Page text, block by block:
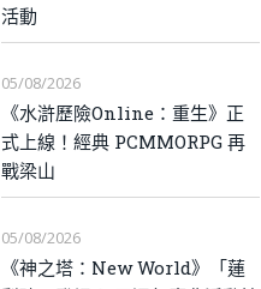
活動
05/08/2026
《水滸歷險Online：重生》正
式上線！經典 PCMMORPG 再
戰梁山
05/08/2026
《神之塔：New World》「蓮